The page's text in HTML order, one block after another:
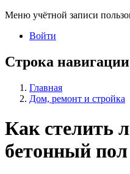
Меню учётной записи
Войти
Строка навигации
Главная
Дом, ремонт и стройка
Как стелить
бетонный